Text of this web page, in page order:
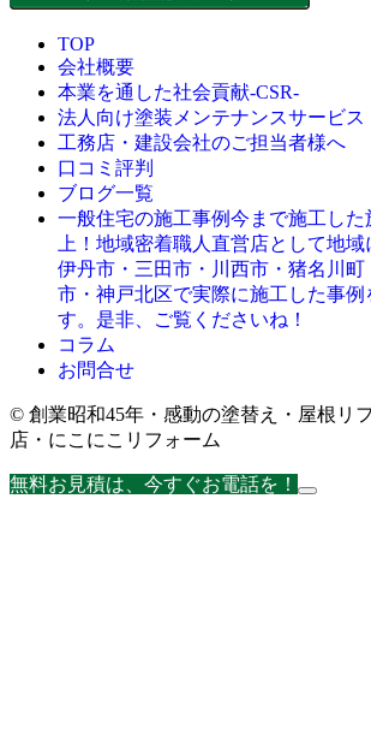
TOP
会社概要
本業を通した社会貢献-CSR-
法人向け塗装メンテナンスサービス
工務店・建設会社のご担当者様へ
口コミ評判
ブログ一覧
一般住宅の施工事例今まで施工し
上！地域密着職人直営店として地域
伊丹市・三田市・川西市・猪名川町
市・神戸北区で実際に施工した事例
す。是非、ご覧くださいね！
コラム
お問合せ
© 創業昭和45年・感動の塗替え・屋根リ
店・にこにこリフォーム
無料お見積は、今すぐお電話を！